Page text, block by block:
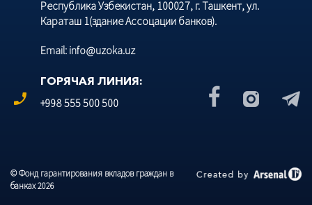
Республика Узбекистан, 100027, г. Ташкент, ул.
Караташ 1(здание Ассоцации банков).
Email: info@uzoka.uz
phone_enabled
ГОРЯЧАЯ ЛИНИЯ:
+998 555 500 500
© Фонд гарантирования вкладов граждан в
банках 2026